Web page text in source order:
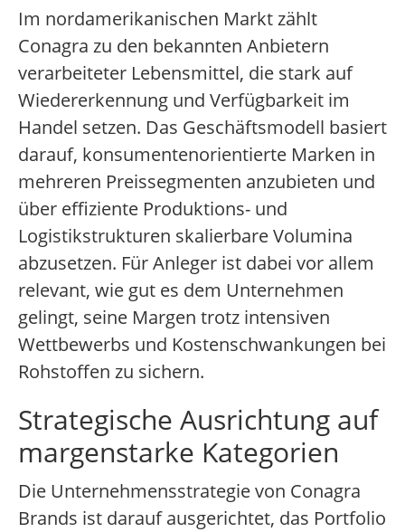
Im nordamerikanischen Markt zählt
Conagra zu den bekannten Anbietern
verarbeiteter Lebensmittel, die stark auf
Wiedererkennung und Verfügbarkeit im
Handel setzen. Das Geschäftsmodell basiert
darauf, konsumentenorientierte Marken in
mehreren Preissegmenten anzubieten und
über effiziente Produktions- und
Logistikstrukturen skalierbare Volumina
abzusetzen. Für Anleger ist dabei vor allem
relevant, wie gut es dem Unternehmen
gelingt, seine Margen trotz intensiven
Wettbewerbs und Kostenschwankungen bei
Rohstoffen zu sichern.
Strategische Ausrichtung auf
margenstarke Kategorien
Die Unternehmensstrategie von Conagra
Brands ist darauf ausgerichtet, das Portfolio